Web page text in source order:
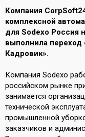
Компания
комплексной
для Sodexo Россия
выполнила
Кадровик».
Компания Sodexo
российском рынке
занимается
технической
промышленной
заказчиков и